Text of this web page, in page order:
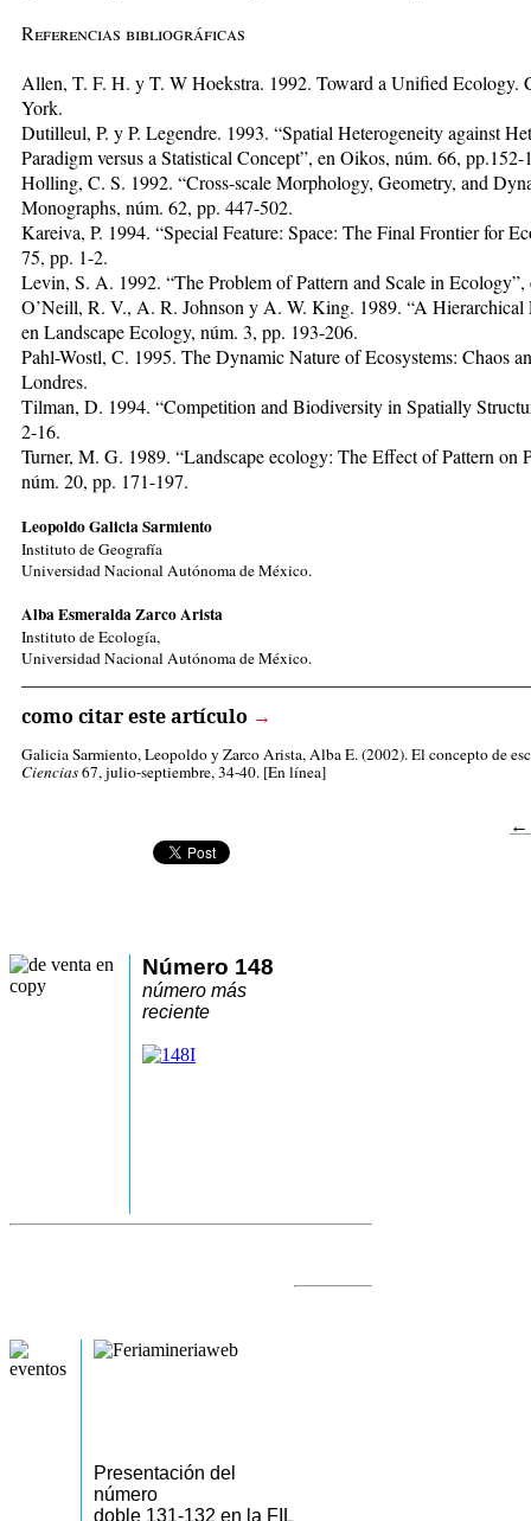
Referencias bibliográficas
Allen, T. F. H. y T. W Hoekstra. 1992. Toward a Unified Ecology.
York.
Dutilleul, P. y P. Legendre. 1993. “Spatial Heterogeneity against
Paradigm versus a Statistical Concept”, en Oikos, núm. 66, pp.152-
Holling, C. S. 1992. “Cross-scale Morphology, Geometry, and
Monographs, núm. 62, pp. 447-502.
Kareiva, P. 1994. “Special Feature: Space: The Final Frontier for
75, pp. 1-2.
Levin, S. A. 1992. “The Problem of Pattern and Scale in
O’Neill, R. V., A. R. Johnson y A. W. King. 1989. “A Hierarchical
en Landscape Ecology, núm. 3, pp. 193-206.
Pahl-Wostl, C. 1995. The Dynamic Nature of Ecosystems: Chaos
Londres.
Tilman, D. 1994. “Competition and Biodiversity in Spatially
2-16.
Turner, M. G. 1989. “Landscape ecology: The Effect of Pattern on
núm. 20, pp. 171-197.
Leopoldo Galicia Sarmiento
Instituto de Geografía
Universidad Nacional Autónoma de México.
Alba Esmeralda Zarco Arista
Instituto de Ecología,
Universidad Nacional Autónoma de México.
como citar este artículo →
Galicia Sarmiento, Leopoldoy Zarco Arista, Alba E. (2002). El concepto de
Ciencias67, julio-septiembre, 34-40. [En línea]
←
Número 148
número más
reciente
Presentación del
número
doble 131-132 en la FIL